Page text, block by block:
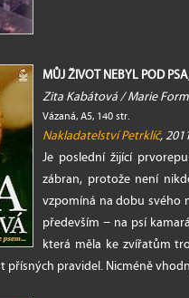
MŮJ ŽIVOT NEBYL POD
Zita Kabátová / Marie
Vázaná, A5, 140 str.
Nakladatelství Petrklíč,
Je poslední žijící
zábran, protože není
vzpomíná na dobu svého
především − na psí
která měla ke zvířatům
přísných pravidel. Nicméně